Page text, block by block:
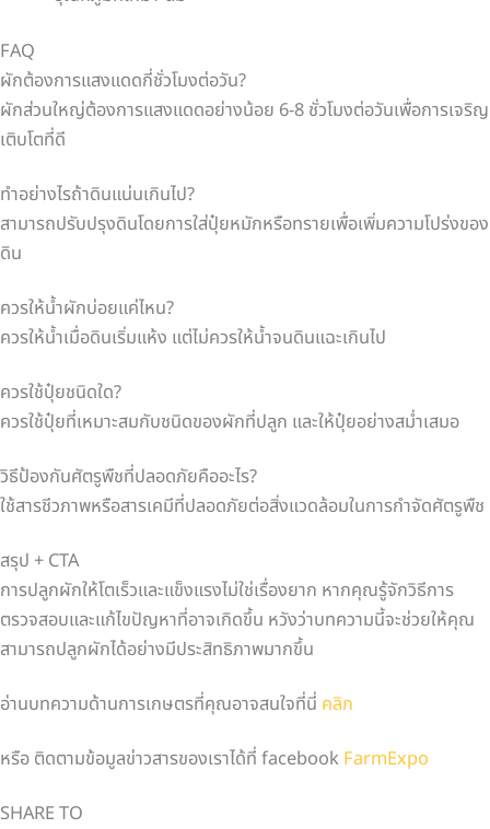
FAQ
ผักต้องการแสงแดดกี่ชั่วโมงต่อวัน?
ผักส่วนใหญ่ต้องการแสงแดดอย่างน้อย 6-8 ชั่วโมงต่อวันเพื่อการเจริญ
เติบโตที่ดี
ทำอย่างไรถ้าดินแน่นเกินไป?
สามารถปรับปรุงดินโดยการใส่ปุ๋ยหมักหรือทรายเพื่อเพิ่มความโปร่งของ
ดิน
ควรให้น้ำผักบ่อยแค่ไหน?
ควรให้น้ำเมื่อดินเริ่มแห้ง แต่ไม่ควรให้น้ำจนดินแฉะเกินไป
ควรใช้ปุ๋ยชนิดใด?
ควรใช้ปุ๋ยที่เหมาะสมกับชนิดของผักที่ปลูก และให้ปุ๋ยอย่างสม่ำเสมอ
วิธีป้องกันศัตรูพืชที่ปลอดภัยคืออะไร?
ใช้สารชีวภาพหรือสารเคมีที่ปลอดภัยต่อสิ่งแวดล้อมในการกำจัดศัตรูพืช
สรุป + CTA
การปลูกผักให้โตเร็วและแข็งแรงไม่ใช่เรื่องยาก หากคุณรู้จักวิธีการ
ตรวจสอบและแก้ไขปัญหาที่อาจเกิดขึ้น หวังว่าบทความนี้จะช่วยให้คุณ
สามารถปลูกผักได้อย่างมีประสิทธิภาพมากขึ้น
อ่านบทความด้านการเกษตรที่คุณอาจสนใจที่นี่ คลิก
หรือ ติดตามข้อมูลข่าวสารของเราได้ที่ facebook FarmExpo
SHARE TO